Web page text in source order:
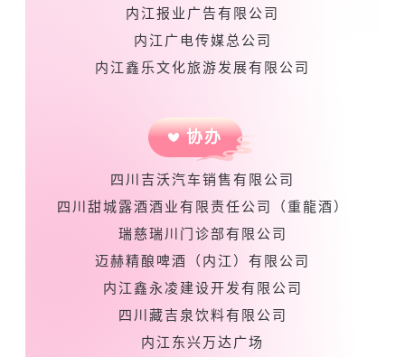
内江报业广告有限公司
内江广电传媒总公司
内江鑫乐文化旅游发展有限公司
协办
四川吉沃汽车销售有限公司
四川甜城露酒酒业有限责任公司（重龍酒）
瑞慈瑞川门诊部有限公司
迈赫精酿啤酒（内江）有限公司
内江鑫永凌建设开发有限公司
四川藏吉泉饮料有限公司
内江东兴万达广场